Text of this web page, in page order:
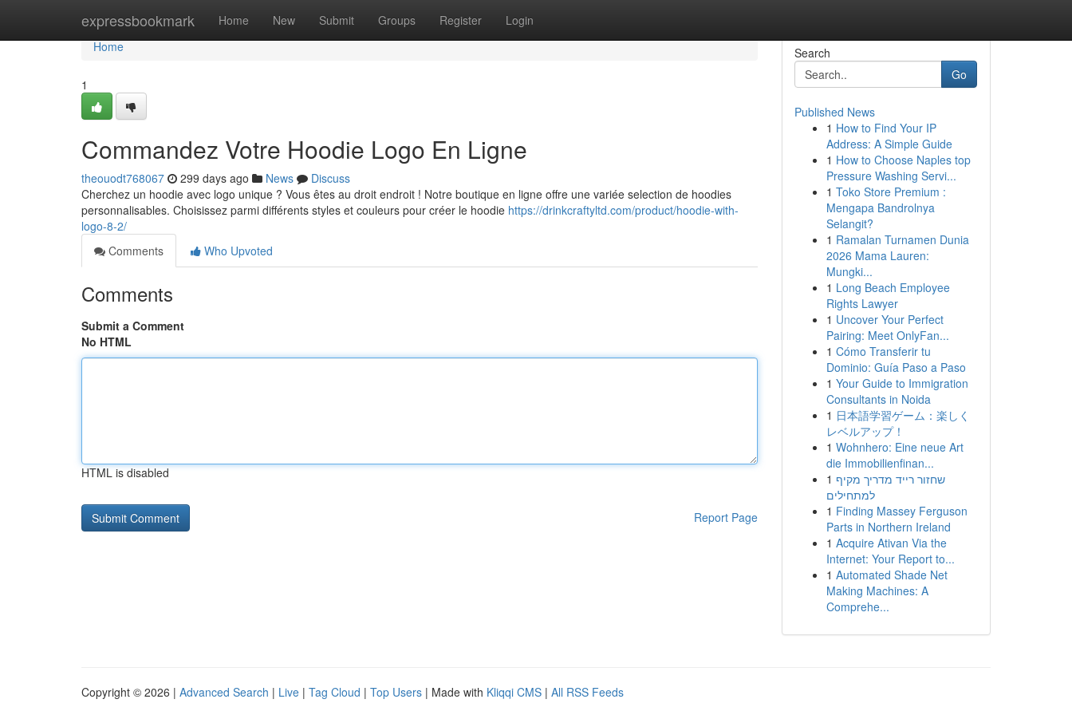
expressbookmark Home New Submit Groups Register Login
Home
Home
1
Commandez Votre Hoodie Logo En Ligne
theouodt768067 299 days ago News
Discuss
Cherchez un hoodie avec logo unique ? Vous êtes au droit endroit ! Notre boutique en ligne offre une variée selection de hoodies
personnalisables. Choisissez parmi différents styles et couleurs pour créer le hoodie https://drinkcraftyltd.com/product/hoodie-with-
logo-8-2/
Comments
Who Upvoted
Comments
Submit a Comment
No HTML
HTML is disabled
Report Page
Search
Go
Published News
1 How to Find Your IP
Address: A Simple Guide
1 How to Choose Naples top
Pressure Washing Servi...
1 Toko Store Premium :
Mengapa Bandrolnya
Selangit?
1 Ramalan Turnamen Dunia
2026 Mama Lauren:
Mungki...
1 Long Beach Employee
Rights Lawyer
1 Uncover Your Perfect
Pairing: Meet OnlyFan...
1 Cómo Transferir tu
Dominio: Guía Paso a Paso
1 Your Guide to Immigration
Consultants in Noida
1 日本語学習ゲーム：楽しく
レベルアップ！
1 Wohnhero: Eine neue Art
die Immobilienfinan...
1 שחזור רייד מדריך מקיף
למתחילים
1 Finding Massey Ferguson
Parts in Northern Ireland
1 Acquire Ativan Via the
Internet: Your Report to...
1 Automated Shade Net
Making Machines: A
Comprehe...
Copyright © 2026 | Advanced Search | Live | Tag Cloud | Top Users | Made with Kliqqi CMS | All RSS Feeds